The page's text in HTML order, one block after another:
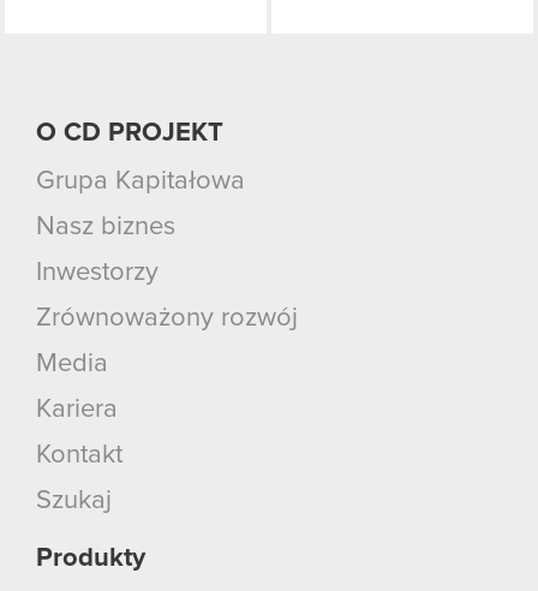
O CD PROJEKT
Grupa Kapitałowa
Nasz biznes
Inwestorzy
Zrównoważony rozwój
Media
Kariera
Kontakt
Szukaj
Produkty